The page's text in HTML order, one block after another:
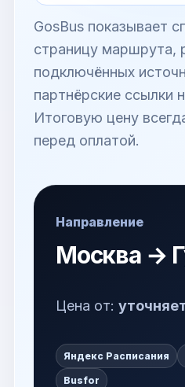
GosBus показывает
страницу маршрута,
подключённых
партнёрские ссылки
Итоговую цену
перед оплатой.
Направление
Москва →
Цена от:
Яндекс Расписания
Busfor